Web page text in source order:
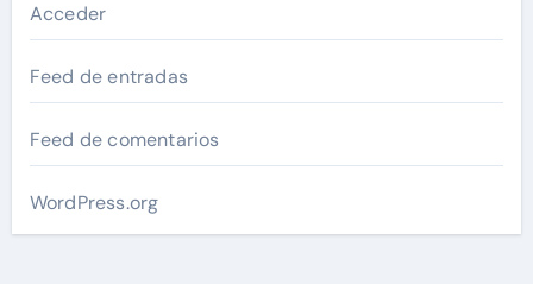
Acceder
Feed de entradas
Feed de comentarios
WordPress.org